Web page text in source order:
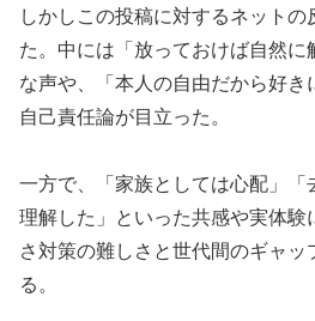
しかしこの投稿に対するネットの
た。中には「放っておけば自然
な声や、「本人の自由だから好き
自己責任論が目立った。
一方で、「家族としては心配」「
理解した」といった共感や実体験
さ対策の難しさと世代間のギャ
る。